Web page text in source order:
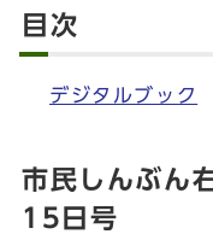
目次
デジタルブック
市民しんぶん
15日号